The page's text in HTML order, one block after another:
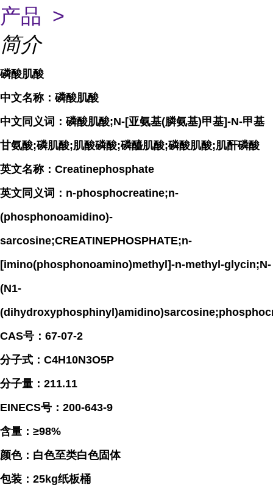
产品 >
简介
磷酸肌酸
中文名称：磷酸肌酸
中文同义词：磷酸肌酸;N-[亚氨基(膦氨基)甲基]-N-甲基
甘氨酸;磷肌酸;肌酸磷酸;磷醯肌酸;磷酸肌酸;肌酐磷酸
英文名称：Creatinephosphate
英文同义词：n-phosphocreatine;n-
(phosphonoamidino)-
sarcosine;CREATINEPHOSPHATE;n-
[imino(phosphonoamino)methyl]-n-methyl-glycin;N-
(N1-
CAS号：67-07-2
分子式：C4H10N3O5P
分子量：211.11
EINECS号：200-643-9
含量：≥98%
颜色：白色至类白色固体
包装：25kg纸板桶